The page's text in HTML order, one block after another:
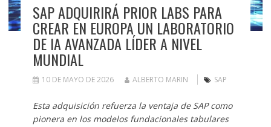
SAP ADQUIRIRÁ PRIOR LABS PARA
CREAR EN EUROPA UN LABORATORIO
DE IA AVANZADA LÍDER A NIVEL
MUNDIAL
10 DE MAYO DE 2026 ALBERTO MARIN SAP
Esta adquisición refuerza la ventaja de SAP como
pionera en los modelos fundacionales tabulares